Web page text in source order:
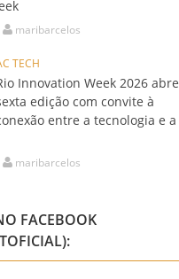
maribarcelos
TECH
Innovation Week 2026 abre
edição com convite à
entre a tecnologia e a
maribarcelos
FACEBOOK